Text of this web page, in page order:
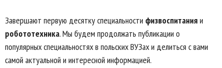
Завершают первую десятку специальности физвоспитанияи
робототехника. Мы будем продолжать публикации о
популярных специальностях в польских ВУЗах и делиться с вами
самой актуальной и интересной информацией.